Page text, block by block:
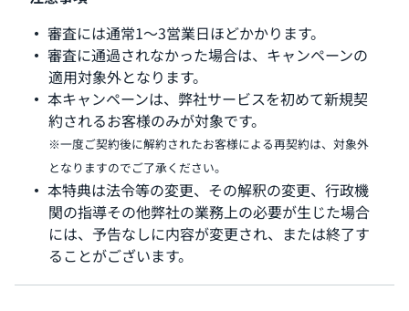
審査には通常1〜3営業日ほどかかります。
審査に通過されなかった場合は、キャンペーンの
適用対象外となります。
本キャンペーンは、弊社サービスを初めて新規契
約されるお客様のみが対象です。
※一度ご契約後に解約されたお客様による再契約は、対象外
となりますのでご了承ください。
本特典は法令等の変更、その解釈の変更、行政機
関の指導その他弊社の業務上の必要が生じた場合
には、予告なしに内容が変更され、または終了す
ることがございます。